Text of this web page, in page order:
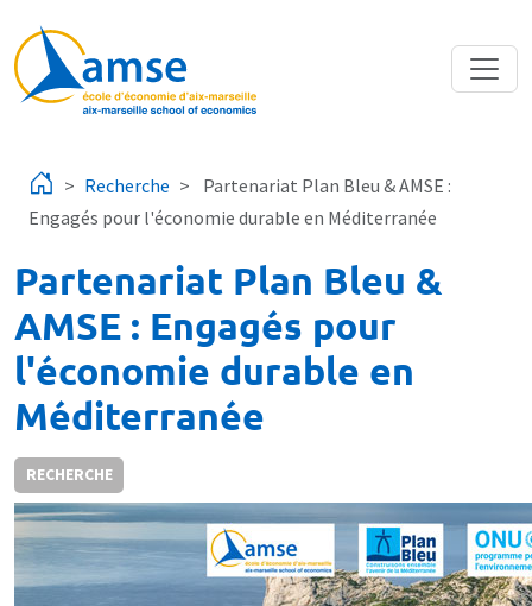
Recherche
Partenariat Plan Bleu & AMSE :
Engagés pour l'économie durable en Méditerranée
Partenariat Plan Bleu &
AMSE : Engagés pour
l'économie durable en
Méditerranée
RECHERCHE